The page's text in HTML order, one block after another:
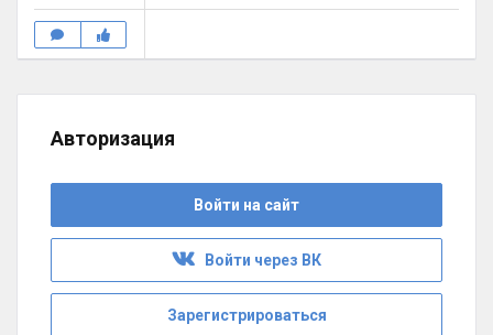
Авторизация
Войти на сайт
Войти через ВК
Зарегистрироваться